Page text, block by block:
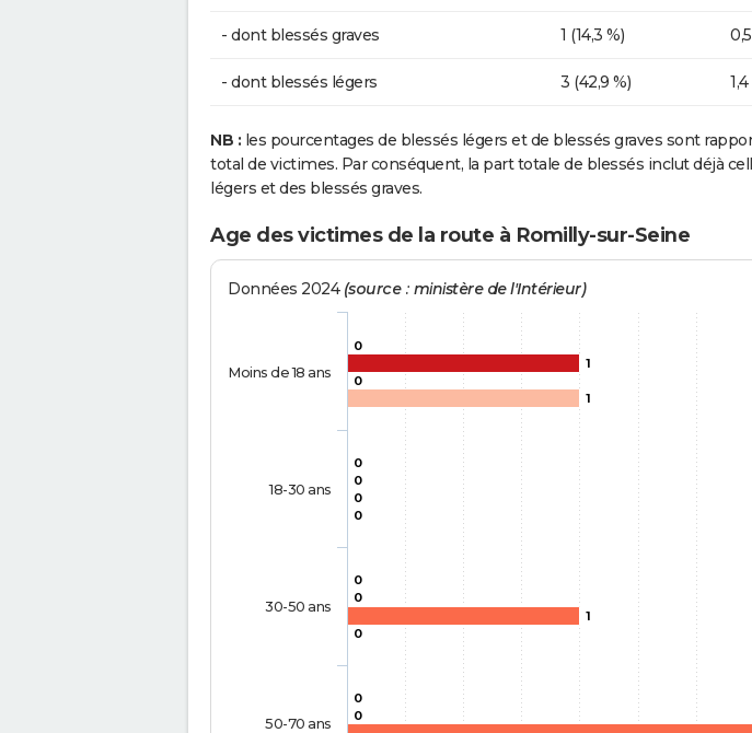
- dont blessés graves 1 (14,3 %)
- dont blessés légers 3 (42,9 %)
NB : les pourcentages de blessés légers et de blessés graves sont
total de victimes. Par conséquent, la part totale de blessés inclut déjà
légers et des blessés graves.
Age des victimes de la route à Romilly-sur-Seine
Données 2024 (source : ministère de l'Intérieur)
0
0
0
0
1
0
0
0
0
0
1
1
0
0
Moins de 18 ans
18-30 ans
30-50 ans
50-70 ans